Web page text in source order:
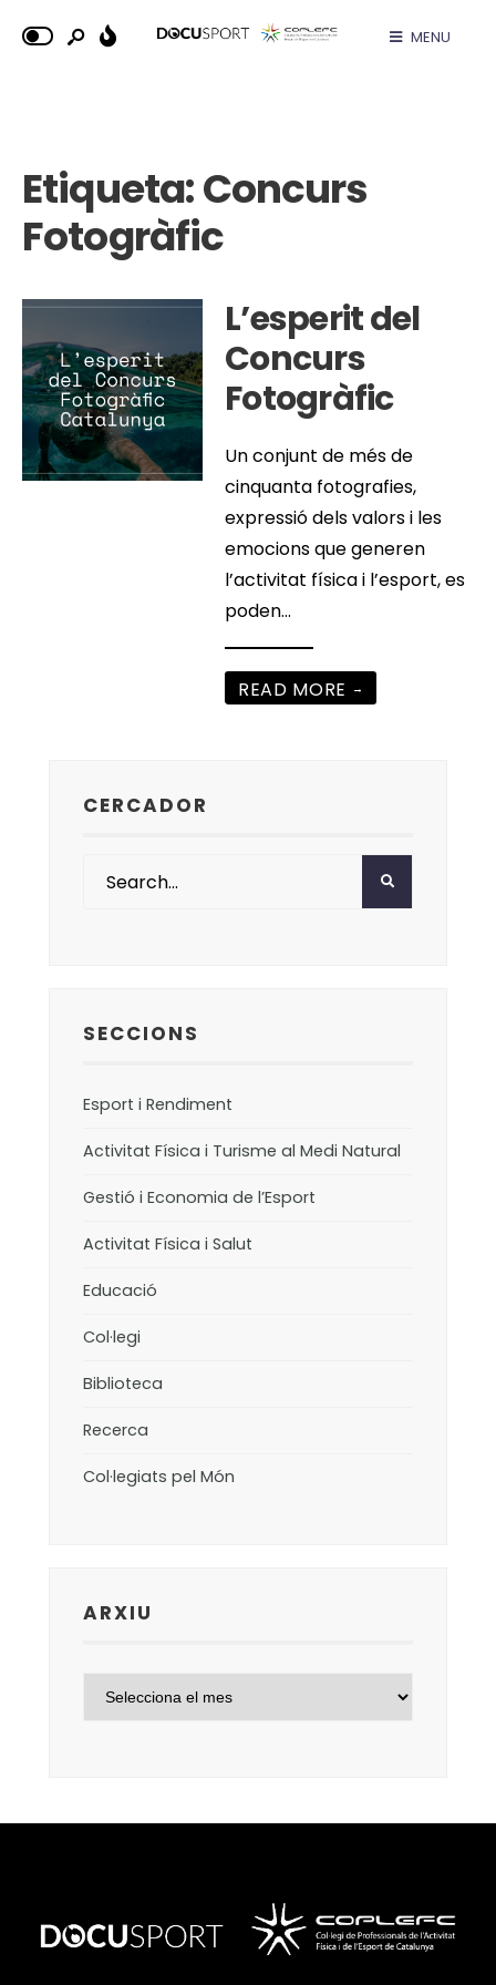
MENU
Etiqueta:Concurs
Fotogràfic
L’esperit del
Concurs
Fotogràfic
Un conjunt de més de
cinquanta fotografies,
expressió dels valors i les
emocions que generen
l’activitat física i l’esport, es
poden...
READ MORE →
CERCADOR
SECCIONS
Esport i Rendiment
Activitat Física i Turisme al Medi Natural
Gestió i Economia de l’Esport
Activitat Física i Salut
Educació
Col·legi
Biblioteca
Recerca
Col·legiats pel Món
ARXIU
ARXIU